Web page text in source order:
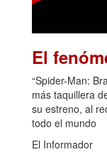
El
“Spider-Man:
más taquillera
su estreno, al
todo el mundo
El Informador